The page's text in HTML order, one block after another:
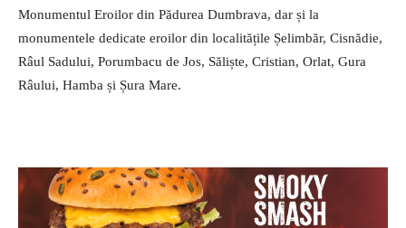
Monumentul Eroilor din Pădurea Dumbrava, dar și la
monumentele dedicate eroilor din localitățile Șelimbăr, Cisnădie,
Râul Sadului, Porumbacu de Jos, Săliște, Cristian, Orlat, Gura
Râului, Hamba și Șura Mare.